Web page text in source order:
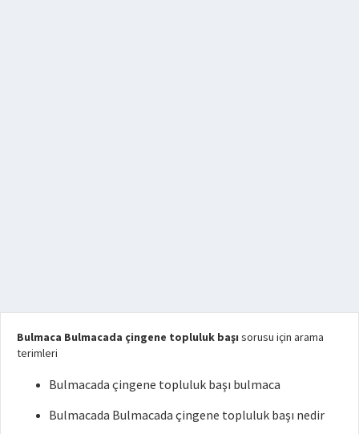
Bulmaca Bulmacada çingene topluluk başı sorusu için arama
terimleri
Bulmacada çingene topluluk başı bulmaca
Bulmacada Bulmacada çingene topluluk başı nedir